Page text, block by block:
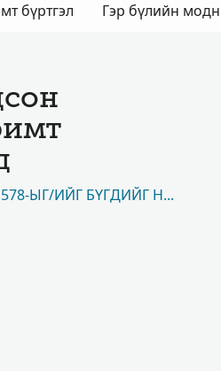
бүртгэл Гэр бүлийн
ЫГ/ИЙГ БҮГДИЙГ НЬ ҮЗЭХ